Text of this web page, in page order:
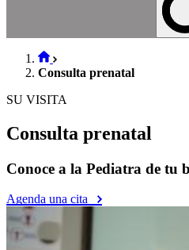
Consulta prenatal
SU VISITA
Consulta prenatal
Conoce a la Pediatra de tu
Agenda una cita